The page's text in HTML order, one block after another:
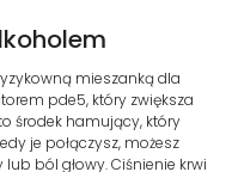
mieszanką dla
pde5, który zwiększa
środek hamujący, który
je połączysz, możesz
ból głowy. Ciśnienie krwi